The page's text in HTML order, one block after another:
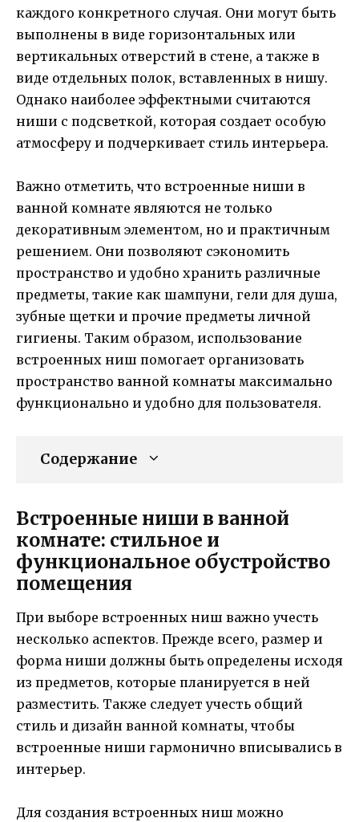
каждого конкретного случая. Они могут быть
выполнены в виде горизонтальных или
вертикальных отверстий в стене, а также в
виде отдельных полок, вставленных в нишу.
Однако наиболее эффектными считаются
ниши с подсветкой, которая создает особую
атмосферу и подчеркивает стиль интерьера.
Важно отметить, что встроенные ниши в
ванной комнате являются не только
декоративным элементом, но и практичным
решением. Они позволяют сэкономить
пространство и удобно хранить различные
предметы, такие как шампуни, гели для душа,
зубные щетки и прочие предметы личной
гигиены. Таким образом, использование
встроенных ниш помогает организовать
пространство ванной комнаты максимально
функционально и удобно для пользователя.
Содержание
Встроенные ниши в ванной
комнате: стильное и
функциональное обустройство
помещения
При выборе встроенных ниш важно учесть
несколько аспектов. Прежде всего, размер и
форма ниши должны быть определены исходя
из предметов, которые планируется в ней
разместить. Также следует учесть общий
стиль и дизайн ванной комнаты, чтобы
встроенные ниши гармонично вписывались в
интерьер.
Для создания встроенных ниш можно